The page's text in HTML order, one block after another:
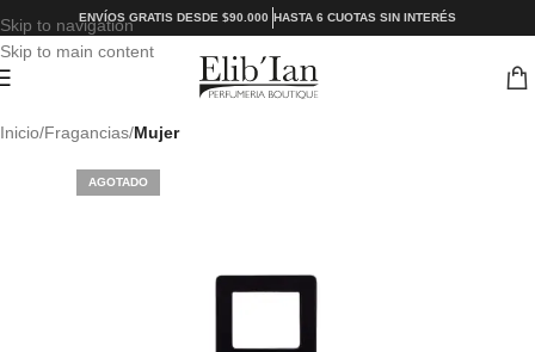
Skip to navigation
Skip to main content
ENVÍOS GRATIS DESDE $90.000 HASTA 6 CUOTAS SIN INTERÉS
Inicio Fragancias Mujer
AGOTADO